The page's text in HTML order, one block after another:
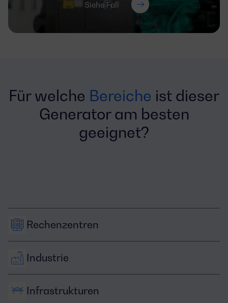
Siehe Fall
Für welche Bereiche ist dieser
Generator am besten
geeignet?
Rechenzentren
Industrie
Infrastrukturen